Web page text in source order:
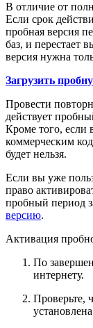
В отличие от
Если срок
пробная версия
баз, и перестает
версия нужна
Загрузить
Провести
действует
Кроме того, если
коммерческим
будет нельзя.
Если вы уже
право
пробный период
версию.
Активация
По
интернету.
Проверьте,